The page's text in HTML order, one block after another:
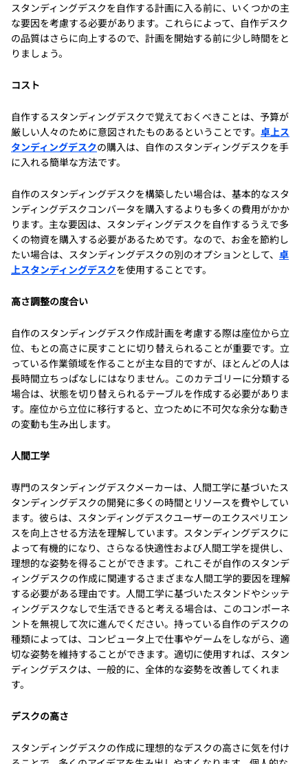
スタンディングデスクを自作する計画に入る前に、いくつかの主
な要因を考慮する必要があります。これらによって、自作デスク
の品質はさらに向上するので、計画を開始する前に少し時間をと
りましょう。
コスト
自作するスタンディングデスクで覚えておくべきことは、予算が
厳しい人々のために意図されたものあるということです。 卓上ス
タンディングデスクの購入は、自作のスタンディングデスクを手
に入れる簡単な方法です。
自作のスタンディングデスクを構築したい場合は、基本的なスタ
ンディングデスクコンバータを購入するよりも多くの費用がかか
ります。主な要因は、スタンディングデスクを自作するうえで多
くの物資を購入する必要があるためです。なので、お金を節約し
たい場合は、スタンディングデスクの別のオプションとして、 卓
上スタンディングデスクを使用することです。
高さ調整の度合い
自作のスタンディングデスク作成計画を考慮する際は座位から立
位、もとの高さに戻すことに切り替えられることが重要です。立
っている作業領域を作ることが主な目的ですが、ほとんどの人は
長時間立ちっぱなしにはなりません。このカテゴリーに分類する
場合は、状態を切り替えられるテーブルを作成する必要がありま
す。座位から立位に移行すると、立つために不可欠な余分な動き
の変動も生み出します。
人間工学
専門のスタンディングデスクメーカーは、人間工学に基づいたス
タンディングデスクの開発に多くの時間とリソースを費やしてい
ます。彼らは、スタンディングデスクユーザーのエクスペリエン
スを向上させる方法を理解しています。スタンディングデスクに
よって有機的になり、さらなる快適性および人間工学を提供し、
理想的な姿勢を得ることができます。これこそが自作のスタンデ
ィングデスクの作成に関連するさまざまな人間工学的要因を理解
する必要がある理由です。人間工学に基づいたスタンドやシッテ
ィングデスクなしで生活できると考える場合は、このコンポーネ
ントを無視して次に進んでください。持っている自作のデスクの
種類によっては、コンピュータ上で仕事やゲームをしながら、適
切な姿勢を維持することができます。適切に使用すれば、スタン
ディングデスクは、一般的に、全体的な姿勢を改善してくれま
す。
デスクの高さ
スタンディングデスクの作成に理想的なデスクの高さに気を付け